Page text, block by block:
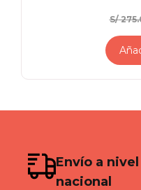
S/
Envío a nivel
nacional